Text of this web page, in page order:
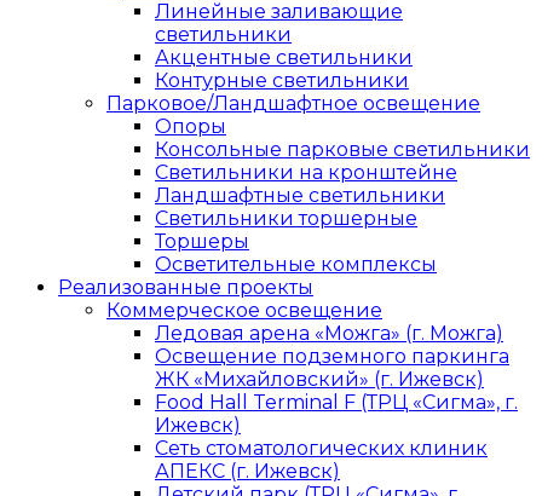
Линейные заливающие
светильники
Акцентные светильники
Контурные светильники
Парковое/Ландшафтное освещение
Опоры
Консольные парковые светильники
Светильники на кронштейне
Ландшафтные светильники
Светильники торшерные
Торшеры
Осветительные комплексы
Реализованные проекты
Коммерческое освещение
Ледовая арена «Можга» (г. Можга)
Освещение подземного паркинга
ЖК «Михайловский» (г. Ижевск)
Food Hall Terminal F (ТРЦ «Сигма», г.
Ижевск)
Сеть стоматологических клиник
АПЕКС (г. Ижевск)